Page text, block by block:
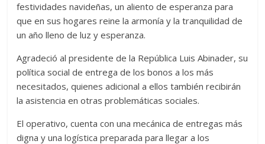
festividades navideñas, un aliento de esperanza para
que en sus hogares reine la armonía y la tranquilidad de
un año lleno de luz y esperanza.
Agradeció al presidente de la República Luis Abinader, su
política social de entrega de los bonos a los más
necesitados, quienes adicional a ellos también recibirán
la asistencia en otras problemáticas sociales.
El operativo, cuenta con una mecánica de entregas más
digna y una logística preparada para llegar a los